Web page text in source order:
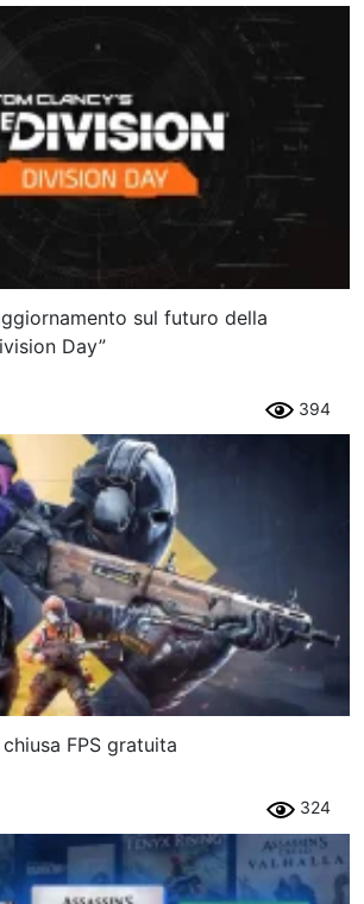
sul futuro della
Day”
394
FPS gratuita
324